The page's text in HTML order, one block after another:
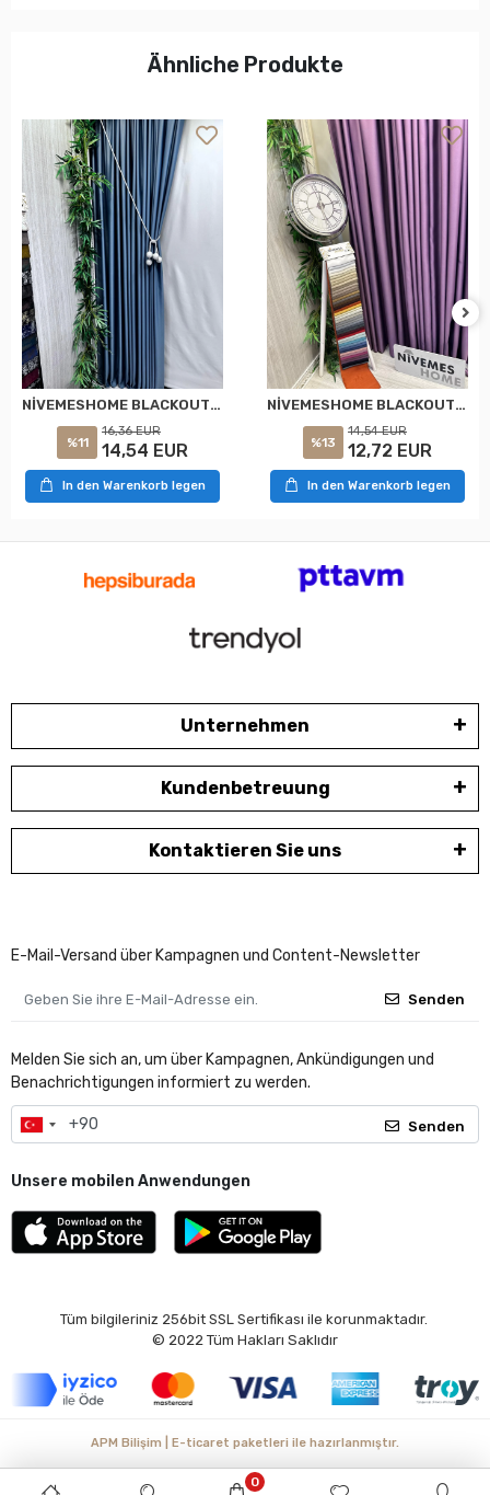
Ähnliche Produkte
NİVEMESHOME BLACKOUT 12441 V-33 BLAU VORHANG APM
%11
16,36 EUR
14,54 EUR
In den Warenkorb legen
NİVEMESHOME BLACKOUT 12441 V-25 MÜRDÜM PERDE APM
%13
14,54 EUR
12,72 EUR
In den Warenkorb legen
Unternehmen
Kundenbetreuung
Kontaktieren Sie uns
E-Mail-Versand über Kampagnen und Content-Newsletter
Senden
Melden Sie sich an, um über Kampagnen, Ankündigungen und
Benachrichtigungen informiert zu werden.
Senden
Unsere mobilen Anwendungen
Tüm bilgileriniz 256bit SSL Sertifikası ile korunmaktadır.
© 2022 Tüm Hakları Saklıdır
0
APM Bilişim | E-ticaret paketleri ile hazırlanmıştır.